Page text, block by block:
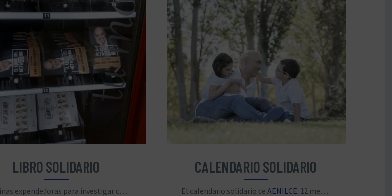
LIBRO SOLIDARIO
Máquinas expendedoras para investigar contra el cáncer
CALENDARIO SOLIDARIO
El calendario solidario de AENILCE: 12 meses, un objetivo